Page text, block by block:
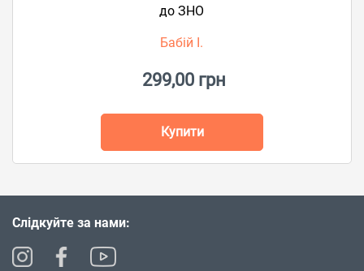
до ЗНО
Бабій І.
299,00 грн
Купити
Слідкуйте за нами: